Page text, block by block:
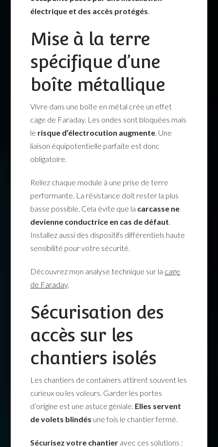
électrique et des accès protégés.
Mise à la terre
spécifique d’une
boîte métallique
Vivre dans une boîte en métal crée un effet
cage de Faraday. Les ondes sont bloquées mais
le risque d’électrocution augmente. Une
liaison équipotentielle parfaite est donc
obligatoire.
Reliez chaque module à une prise de terre
performante. La résistance doit rester la plus
basse possible. Cela évite que la carcasse ne
devienne conductrice en cas de défaut.
Installez aussi des dispositifs différentiels haute
sensibilité pour votre sécurité.
Découvrez mon analyse technique sur la cage
de Faraday.
Sécurisation des
accès sur les
chantiers isolés
Les chantiers de containers attirent souvent les
curieux ou les voleurs. Garder les portes
d’origine est une astuce géniale. Elles servent
de volets blindés une fois le chantier fermé.
Sécurisez votre chantier avec ces solutions :